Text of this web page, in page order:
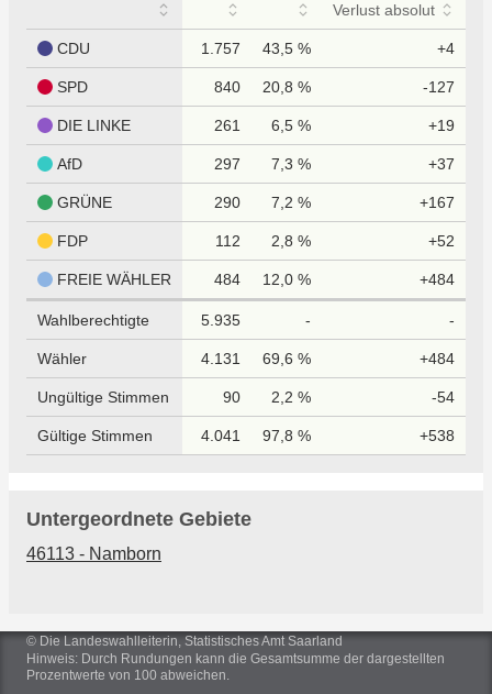
Verlust absolut
CDU 1.757 43,5 % +4
SPD 840 20,8 % -127
DIE LINKE 261 6,5 % +19
AfD 297 7,3 % +37
GRÜNE 290 7,2 % +167
FDP 112 2,8 % +52
FREIE WÄHLER 484 12,0 % +484
Wahlberechtigte 5.935 - -
Wähler 4.131 69,6 % +484
Ungültige Stimmen 90 2,2 % -54
Gültige Stimmen 4.041 97,8 % +538
Untergeordnete Gebiete
46113 - Namborn
© Die Landeswahlleiterin, Statistisches Amt Saarland
Hinweis: Durch Rundungen kann die Gesamtsumme der dargestellten
Prozentwerte von 100 abweichen.